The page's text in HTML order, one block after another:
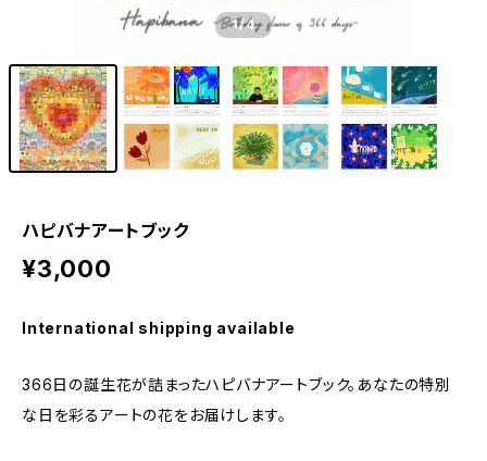
1/4
ハピバナアートブック
¥3,000
International shipping available
366日の誕生花が詰まったハピバナアートブック。あなたの特別
な日を彩るアートの花をお届けします。